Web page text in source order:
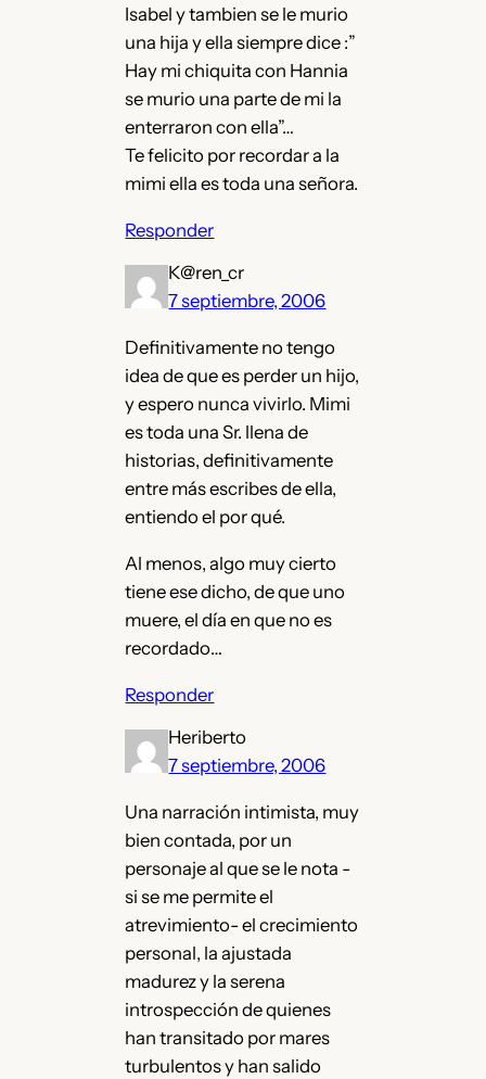
Isabel y tambien se le murio
una hija y ella siempre dice :”
Hay mi chiquita con Hannia
se murio una parte de mi la
enterraron con ella”…
Te felicito por recordar a la
mimi ella es toda una señora.
Responder
K@ren_cr
7 septiembre, 2006
Definitivamente no tengo
idea de que es perder un hijo,
y espero nunca vivirlo. Mimi
es toda una Sr. llena de
historias, definitivamente
entre más escribes de ella,
entiendo el por qué.
Al menos, algo muy cierto
tiene ese dicho, de que uno
muere, el día en que no es
recordado…
Responder
Heriberto
7 septiembre, 2006
Una narración intimista, muy
bien contada, por un
personaje al que se le nota -
si se me permite el
atrevimiento- el crecimiento
personal, la ajustada
madurez y la serena
introspección de quienes
han transitado por mares
turbulentos y han salido